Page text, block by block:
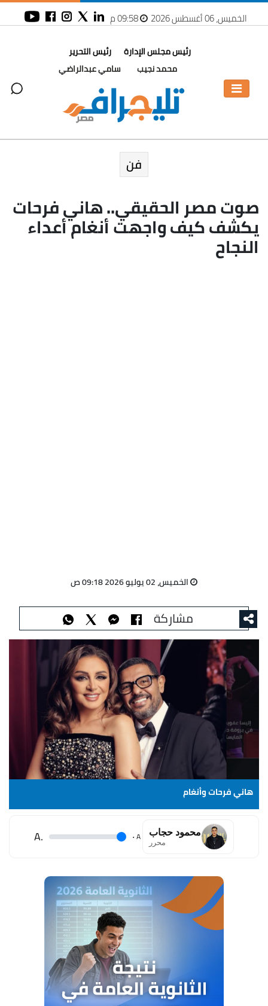
الخميس، 06 أغسطس 2026 09:58 م
رئيس مجلس الإدارة
محمد نجيب
رئيس التحرير
سامي عبدالراضي
فن
صوت مصر الحقيقي.. هاني فرحات
يكشف كيف واجهت أنغام أعداء
النجاح
الخميس، 02 يوليو 2026 09:18 ص
مشاركة
هاني فرحات وأنغام
محمود حجاب
محرر A
.
.A